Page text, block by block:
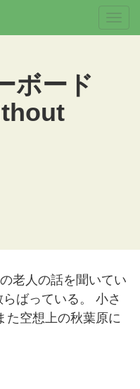
ボード
老人の話を聞いてい
ばっている。 小さ
た空想上の秋葉原に